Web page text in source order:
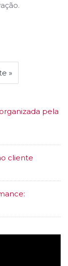
»
pela
cliente